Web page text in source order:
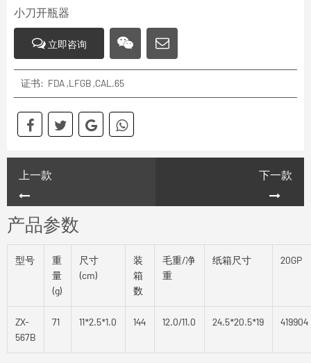
小刀开瓶器
立即咨询
证书: FDA ,LFGB ,CAL.65
上一款 下一款
产品参数
型号
重
量
(g)
尺寸
(cm)
装
箱
数
毛重/净
重
纸箱尺寸 20GP
ZX-
567B
71 11*2.5*1.0 144 12.0/11.0 24.5*20.5*19 419904